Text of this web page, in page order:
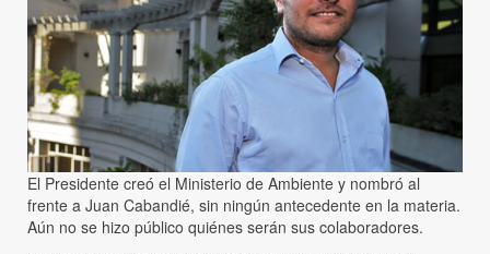
El Presidente creó el Ministerio de Ambiente y nombró al
frente a Juan Cabandié, sin ningún antecedente en la materia.
Aún no se hizo público quiénes serán sus colaboradores.